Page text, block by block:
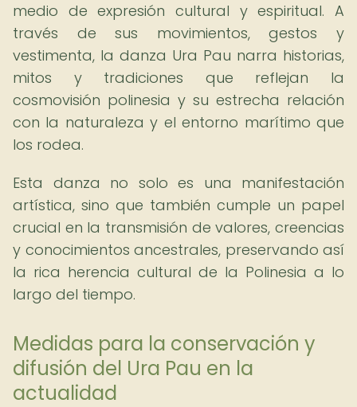
medio de expresión cultural y espiritual. A
través de sus movimientos, gestos y
vestimenta, la danza Ura Pau narra historias,
mitos y tradiciones que reflejan la
cosmovisión polinesia y su estrecha relación
con la naturaleza y el entorno marítimo que
los rodea.
Esta danza no solo es una manifestación
artística, sino que también cumple un papel
crucial en la transmisión de valores, creencias
y conocimientos ancestrales, preservando así
la rica herencia cultural de la Polinesia a lo
largo del tiempo.
Medidas para la conservación y
difusión del Ura Pau en la
actualidad